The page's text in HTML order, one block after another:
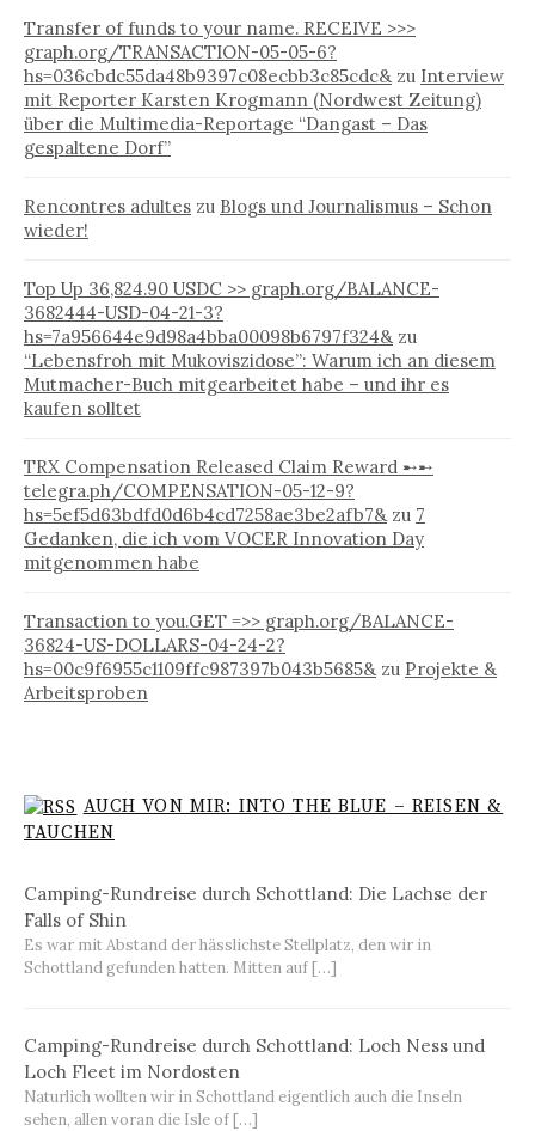
r
i
e
n
Transfer of funds to your name. RECEIVE >>>
graph.org/TRANSACTION-05-05-6?
hs=036cbdc55da48b9397c08ecbb3c85cdc&zu Interview
mit Reporter Karsten Krogmann (Nordwest Zeitung)
über die Multimedia-Reportage “Dangast – Das
gespaltene Dorf”
Rencontres adultes zu Blogs und Journalismus – Schon
wieder!
Top Up 36,824.90 USDC >> graph.org/BALANCE-
3682444-USD-04-21-3?
hs=7a956644e9d98a4bba00098b6797f324&zu
“Lebensfroh mit Mukoviszidose”: Warum ich an diesem
Mutmacher-Buch mitgearbeitet habe – und ihr es
kaufen solltet
TRX Compensation Released Claim Reward ➸➸
telegra.ph/COMPENSATION-05-12-9?
hs=5ef5d63bdfd0d6b4cd7258ae3be2afb7&zu 7
Gedanken, die ich vom VOCER Innovation Day
mitgenommen habe
Transaction to you.GET =>> graph.org/BALANCE-
36824-US-DOLLARS-04-24-2?
hs=00c9f6955c1109ffc987397b043b5685&zu Projekte &
Arbeitsproben
AUCH VON MIR: INTO THE BLUE – REISEN &
TAUCHEN
Camping-Rundreise durch Schottland: Die Lachse der
Falls of Shin
Es war mit Abstand der hässlichste Stellplatz, den wir in
Schottland gefunden hatten. Mitten auf […]
Camping-Rundreise durch Schottland: Loch Ness und
Loch Fleet im Nordosten
Naturlich wollten wir in Schottland eigentlich auch die Inseln
sehen, allen voran die Isle of […]